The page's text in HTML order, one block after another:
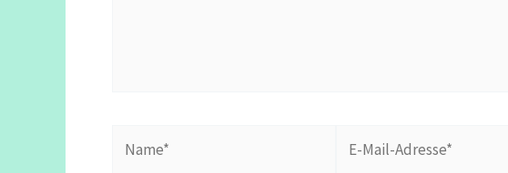
Mail-